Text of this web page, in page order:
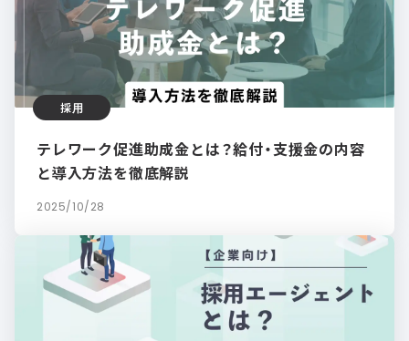
採用
テレワーク促進助成金とは？給付・支援金の内容
と導入方法を徹底解説
2025/10/28